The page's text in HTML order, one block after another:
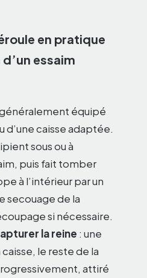
en pratique
essaim
équipé
d’une caisse adaptée.
sous ou à
puis fait tomber
à l’intérieur par un
secouage de la
si nécessaire.
la reine : une
le reste de la
attiré